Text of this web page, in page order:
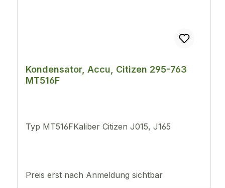
Kondensator, Accu, Citizen 295-763
MT516F
Typ MT516FKaliber Citizen J015, J165
Preis erst nach Anmeldung sichtbar